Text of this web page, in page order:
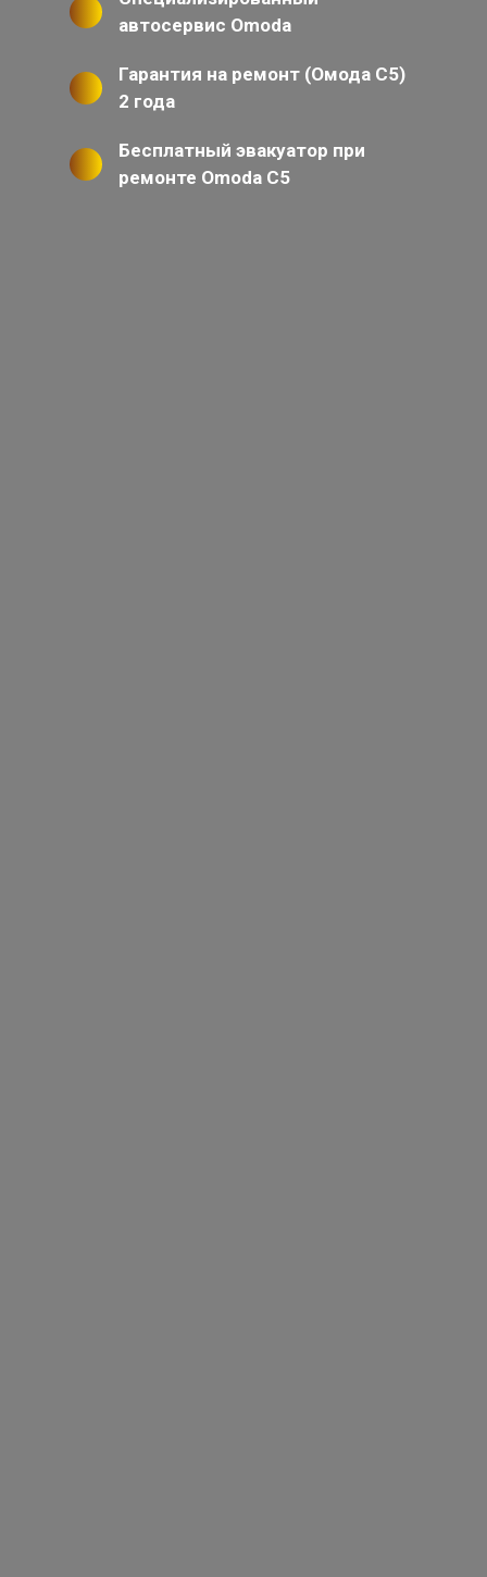
автосервис Omoda
Гарантия на ремонт (Омода С5)
2 года
Бесплатный эвакуатор при
ремонте Omoda C5